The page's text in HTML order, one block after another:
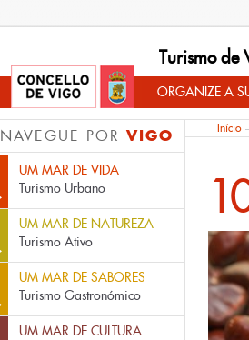
Turismo de
ORGANIZE A
NAVEGUE POR VIGO
UM MAR DE VIDA
Turismo Urbano
UM MAR DE NATUREZA
Turismo Ativo
UM MAR DE SABORES
Turismo Gastronómico
UM MAR DE CULTURA
Início